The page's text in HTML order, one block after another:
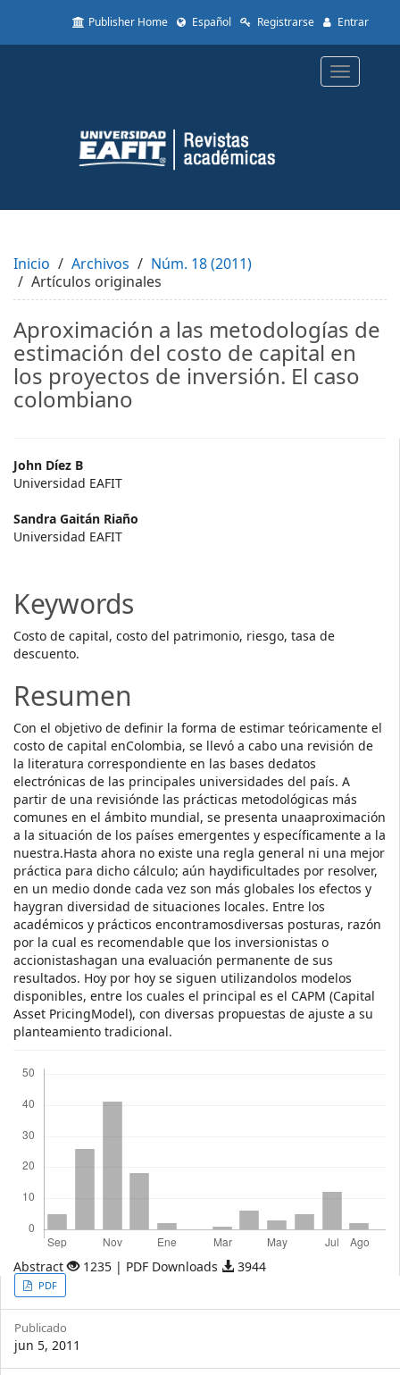
to
Content
Sidebar
Publisher Home Español Registrarse Entrar
Toggle
Inicio Archivos
Núm. 18 (2011)
Artículos originales
Aproximación a las metodologías de
estimación del costo de capital en
los proyectos de inversión. El caso
colombiano
Main
Article
Content
John Díez B
Universidad EAFIT
Sandra Gaitán Riaño
Universidad EAFIT
Keywords
Costo de capital, costo del patrimonio, riesgo, tasa de
descuento.
Resumen
Con el objetivo de definir la forma de estimar teóricamente el
costo de capital enColombia, se llevó a cabo una revisión de
la literatura correspondiente en las bases dedatos
electrónicas de las principales universidades del país. A
partir de una revisiónde las prácticas metodológicas más
comunes en el ámbito mundial, se presenta unaaproximación
a la situación de los países emergentes y específicamente a la
nuestra.Hasta ahora no existe una regla general ni una mejor
práctica para dicho cálculo; aún haydificultades por resolver,
en un medio donde cada vez son más globales los efectos y
haygran diversidad de situaciones locales. Entre los
académicos y prácticos encontramosdiversas posturas, razón
por la cual es recomendable que los inversionistas o
accionistashagan una evaluación permanente de sus
resultados. Hoy por hoy se siguen utilizandolos modelos
disponibles, entre los cuales el principal es el CAPM (Capital
Asset PricingModel), con diversas propuestas de ajuste a su
planteamiento tradicional.
Abstract 1235 | PDF Downloads 3944
Article
Sidebar
PDF
Publicado
jun 5, 2011